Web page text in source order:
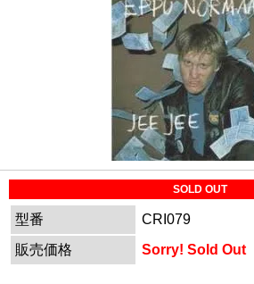
SOLD OUT
型番
CRI079
販売価格
Sorry! Sold Out